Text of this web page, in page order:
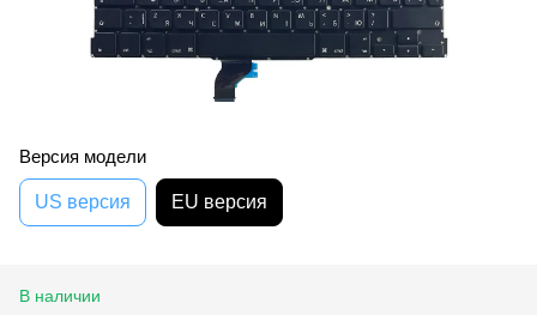
Версия модели
US версия EU версия
В наличии